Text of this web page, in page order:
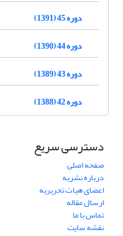
دوره 45 (1391)
دوره 44 (1390)
دوره 43 (1389)
دوره 42 (1388)
دسترسی سریع
صفحه اصلی
درباره نشریه
اعضای هیات تحریریه
ارسال مقاله
تماس با ما
نقشه سایت